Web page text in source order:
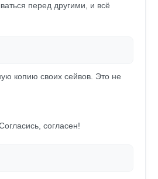
перед другими, и всё
копию своих сейвов. Это не
согласен!